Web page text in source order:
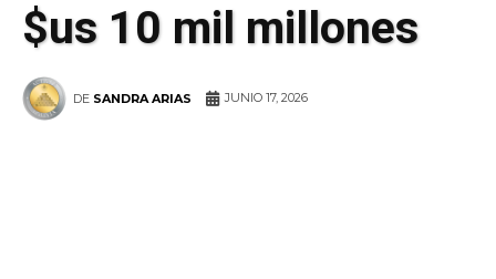
$us 10 mil millones
DE SANDRA ARIAS JUNIO 17, 2026